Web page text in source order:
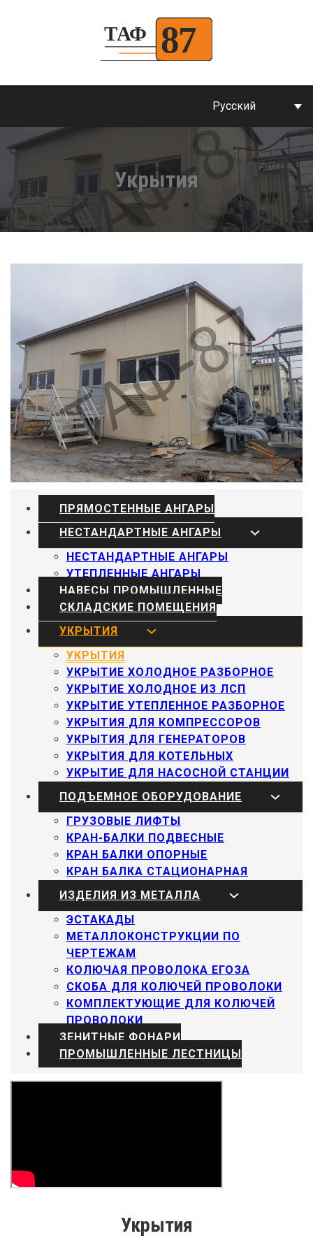
Русский
Укрытия
ПРЯМОСТЕННЫЕ АНГАРЫ
НЕСТАНДАРТНЫЕ АНГАРЫ
НЕСТАНДАРТНЫЕ АНГАРЫ
УТЕПЛЕННЫЕ АНГАРЫ
НАВЕСЫ ПРОМЫШЛЕННЫЕ
СКЛАДСКИЕ ПОМЕЩЕНИЯ
УКРЫТИЯ
УКРЫТИЯ
УКРЫТИЕ ХОЛОДНОЕ РАЗБОРНОЕ
УКРЫТИЕ ХОЛОДНОЕ ИЗ ЛСП
УКРЫТИЕ УТЕПЛЕННОЕ РАЗБОРНОЕ
УКРЫТИЯ ДЛЯ КОМПРЕССОРОВ
УКРЫТИЯ ДЛЯ ГЕНЕРАТОРОВ
УКРЫТИЯ ДЛЯ КОТЕЛЬНЫХ
УКРЫТИЕ ДЛЯ НАСОСНОЙ СТАНЦИИ
ПОДЪЕМНОЕ ОБОРУДОВАНИЕ
ГРУЗОВЫЕ ЛИФТЫ
КРАН-БАЛКИ ПОДВЕСНЫЕ
КРАН БАЛКИ ОПОРНЫЕ
КРАН БАЛКА СТАЦИОНАРНАЯ
ИЗДЕЛИЯ ИЗ МЕТАЛЛА
ЭСТАКАДЫ
МЕТАЛЛОКОНСТРУКЦИИ ПО
ЧЕРТЕЖАМ
КОЛЮЧАЯ ПРОВОЛОКА ЕГОЗА
СКОБА ДЛЯ КОЛЮЧЕЙ ПРОВОЛОКИ
КОМПЛЕКТУЮЩИЕ ДЛЯ КОЛЮЧЕЙ
ПРОВОЛОКИ
ЗЕНИТНЫЕ ФОНАРИ
ПРОМЫШЛЕННЫЕ ЛЕСТНИЦЫ
Укрытия